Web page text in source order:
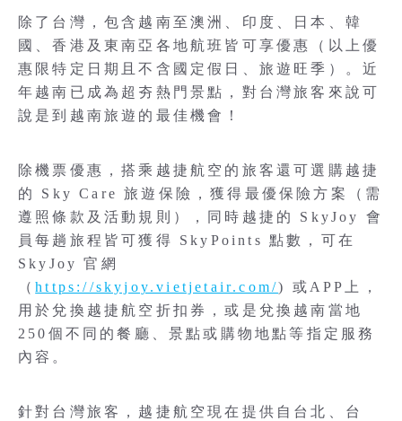
除了台灣，包含越南至澳洲、印度、日本、韓
國、香港及東南亞各地航班皆可享優惠（以上優
惠限特定日期且不含國定假日、旅遊旺季）。近
年越南已成為超夯熱門景點，對台灣旅客來說可
說是到越南旅遊的最佳機會！
除機票優惠，搭乘越捷航空的旅客還可選購越捷
的 Sky Care 旅遊保險，獲得最優保險方案（需
遵照條款及活動規則），同時越捷的 SkyJoy 會
員每趟旅程皆可獲得 SkyPoints 點數，可在
SkyJoy 官網
（https://skyjoy.vietjetair.com/) 或APP上，
用於兌換越捷航空折扣券，或是兌換越南當地
250個不同的餐廳、景點或購物地點等指定服務
內容。
針對台灣旅客，越捷航空現在提供自台北、台